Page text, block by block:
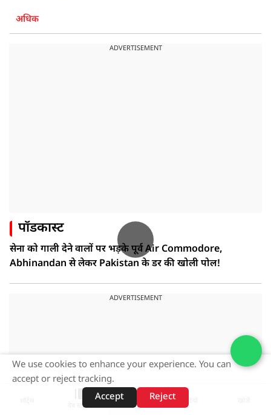
अधिक
ADVERTISEMENT
पॉडकास्ट
सेना को गाली देने वालों पर भड़के पूर्व Air Commodore,
Abhinandan से लेकर Pakistan के डर की खोली पोल!
ADVERTISEMENT
वेब स्टोरीज़
We use cookies to enhance your experience. You can
accept or reject tracking.
Accept
Reject